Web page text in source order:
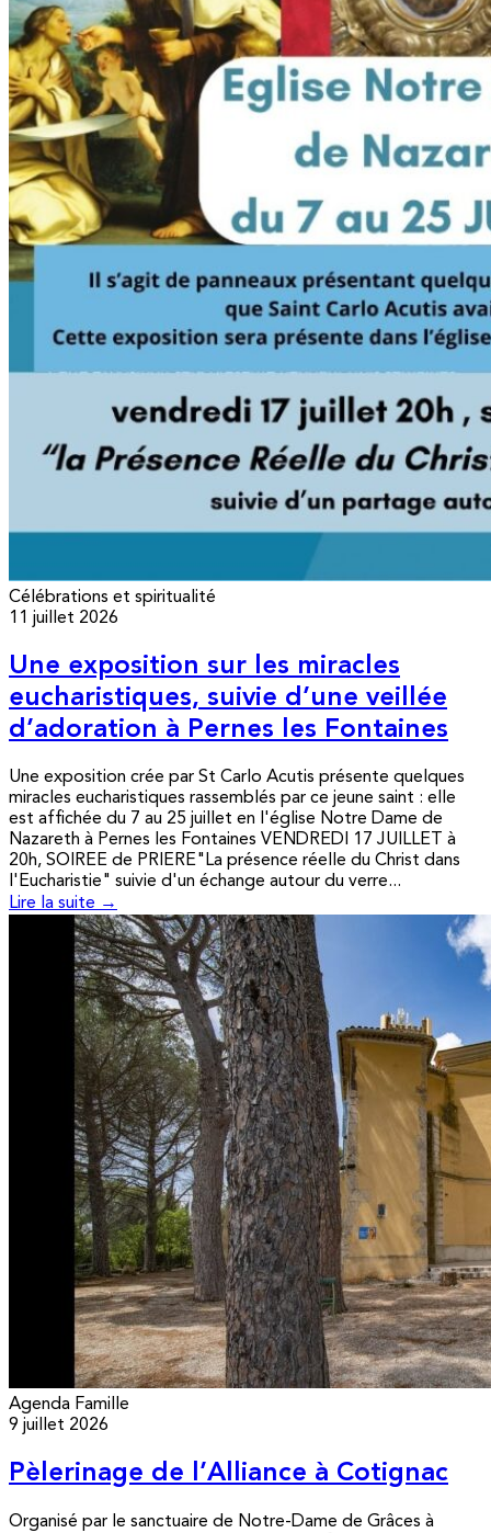
Célébrations et spiritualité
11 juillet 2026
Une exposition sur les miracles
eucharistiques, suivie d’une veillée
d’adoration à Pernes les Fontaines
Une exposition crée par St Carlo Acutis présente quelques
miracles eucharistiques rassemblés par ce jeune saint : elle
est affichée du 7 au 25 juillet en l'église Notre Dame de
Nazareth à Pernes les Fontaines VENDREDI 17 JUILLET à
20h, SOIREE de PRIERE"La présence réelle du Christ dans
l'Eucharistie" suivie d'un échange autour du verre...
Lire la suite →
Agenda Famille
9 juillet 2026
Pèlerinage de l’Alliance à Cotignac
Organisé par le sanctuaire de Notre-Dame de Grâces à